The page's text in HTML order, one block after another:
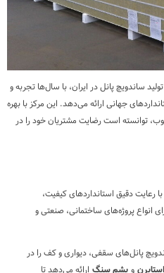
ساندویچ پانل در ایران، با سال‌ها تجربه و
جهانی ارائه می‌دهد. این مرکز با بهره
توانسته است رضایت مشتریان خود را در
رعایت دقیق استانداردهای کیفیت،
انواع پروژه‌های ساختمانی، صنعتی و
پانل‌های سقفی، دیواری و کف را در
پشم سنگ